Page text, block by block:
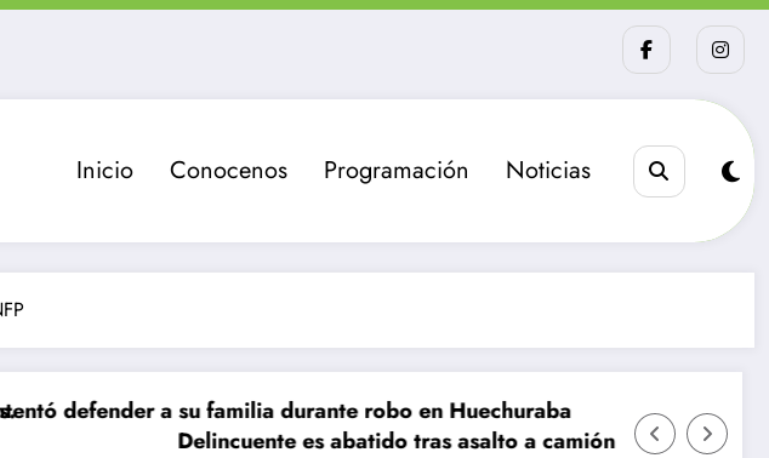
Inicio Conocenos Programación Noticias
familia durante robo en Huechuraba
Delincuente es abatido tras asalto a camión de valores en Santiago
La sanción que busca